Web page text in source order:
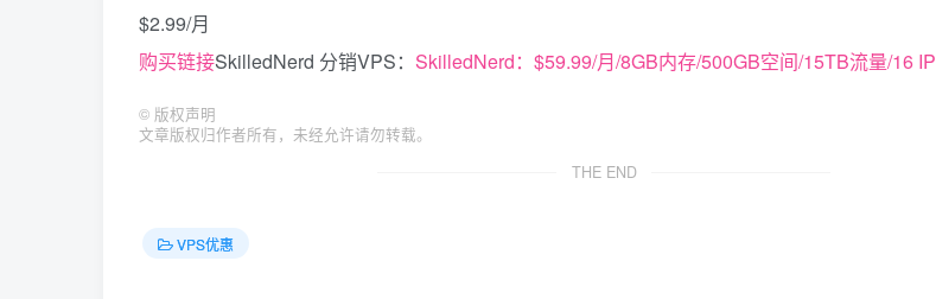
$2.99/月
购买链接SkilledNerd 分销VPS： SkilledNerd：$59.99/月/8GB内存/500GB空间/15TB流量/16 IP
© 版权声明
文章版权归作者所有，未经允许请勿转载。
THE END
VPS优惠